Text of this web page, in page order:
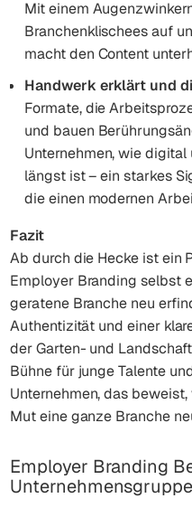
Mit einem
Branchenklischees auf
macht den Content
Handwerk erklärt und
Formate, die
und bauen
Unternehmen, wie
längst ist – ein starkes
die einen modernen
Fazit
Ab durch die Hecke ist ein
Employer Branding selbst
geratene Branche neu
Authentizität und einer
der Garten- und
Bühne für junge Talente
Unternehmen, das
Mut eine ganze Branche
Employer Branding